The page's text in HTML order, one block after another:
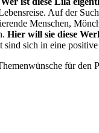
Auf der
Menschen,
Hier will sie diese
sind sich in eine
für den